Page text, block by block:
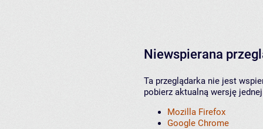
Niewspierana
Ta przeglądarka nie jest
pobierz aktualną wersję
Mozilla Firefox
Google Chrome